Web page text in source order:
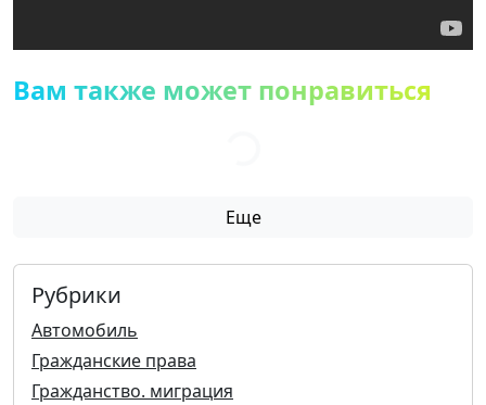
Вам также может понравиться
Еще
Рубрики
Автомобиль
Гражданские права
Гражданство. миграция